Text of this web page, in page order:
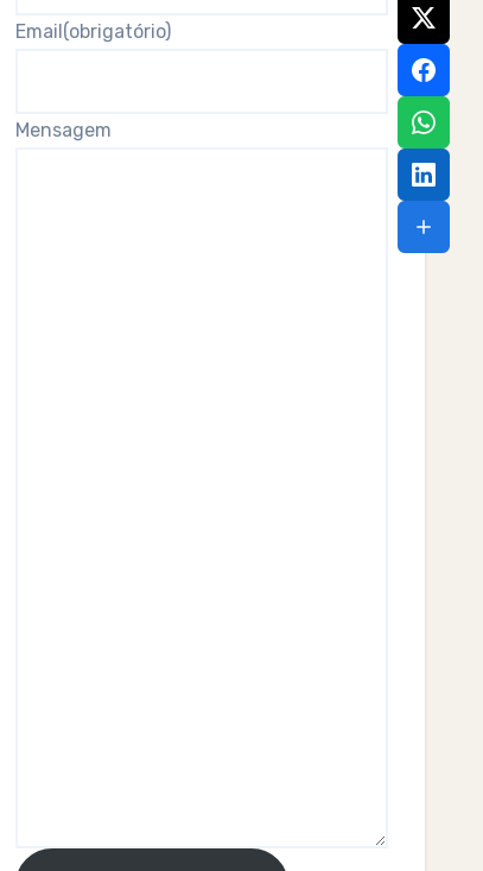
Email(obrigatório)
Mensagem